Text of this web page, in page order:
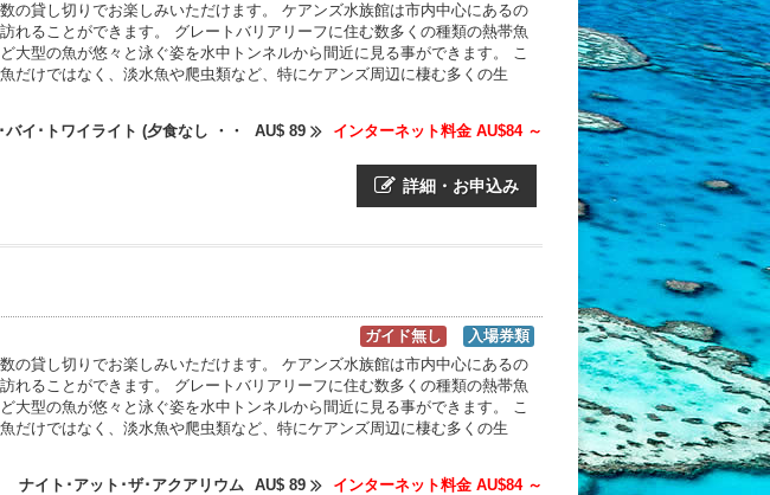
の貸し切りでお楽しみいただけます。 ケアンズ水族館は市内中心にあるの
れることができます。 グレートバリアリーフに住む数多くの種類の熱帯魚
大型の魚が悠々と泳ぐ姿を水中トンネルから間近に見る事ができます。 こ
だけではなく、淡水魚や爬虫類など、特にケアンズ周辺に棲む多くの生
バイ･トワイライト (夕食なし ・・
AU$ 89 インターネット料金 AU$84 ～
詳細・お申込み
ガイド無し
入場券類
の貸し切りでお楽しみいただけます。 ケアンズ水族館は市内中心にあるの
れることができます。 グレートバリアリーフに住む数多くの種類の熱帯魚
大型の魚が悠々と泳ぐ姿を水中トンネルから間近に見る事ができます。 こ
だけではなく、淡水魚や爬虫類など、特にケアンズ周辺に棲む多くの生
ナイト･アット･ザ･アクアリウム AU$ 89 インターネット料金 AU$84 ～